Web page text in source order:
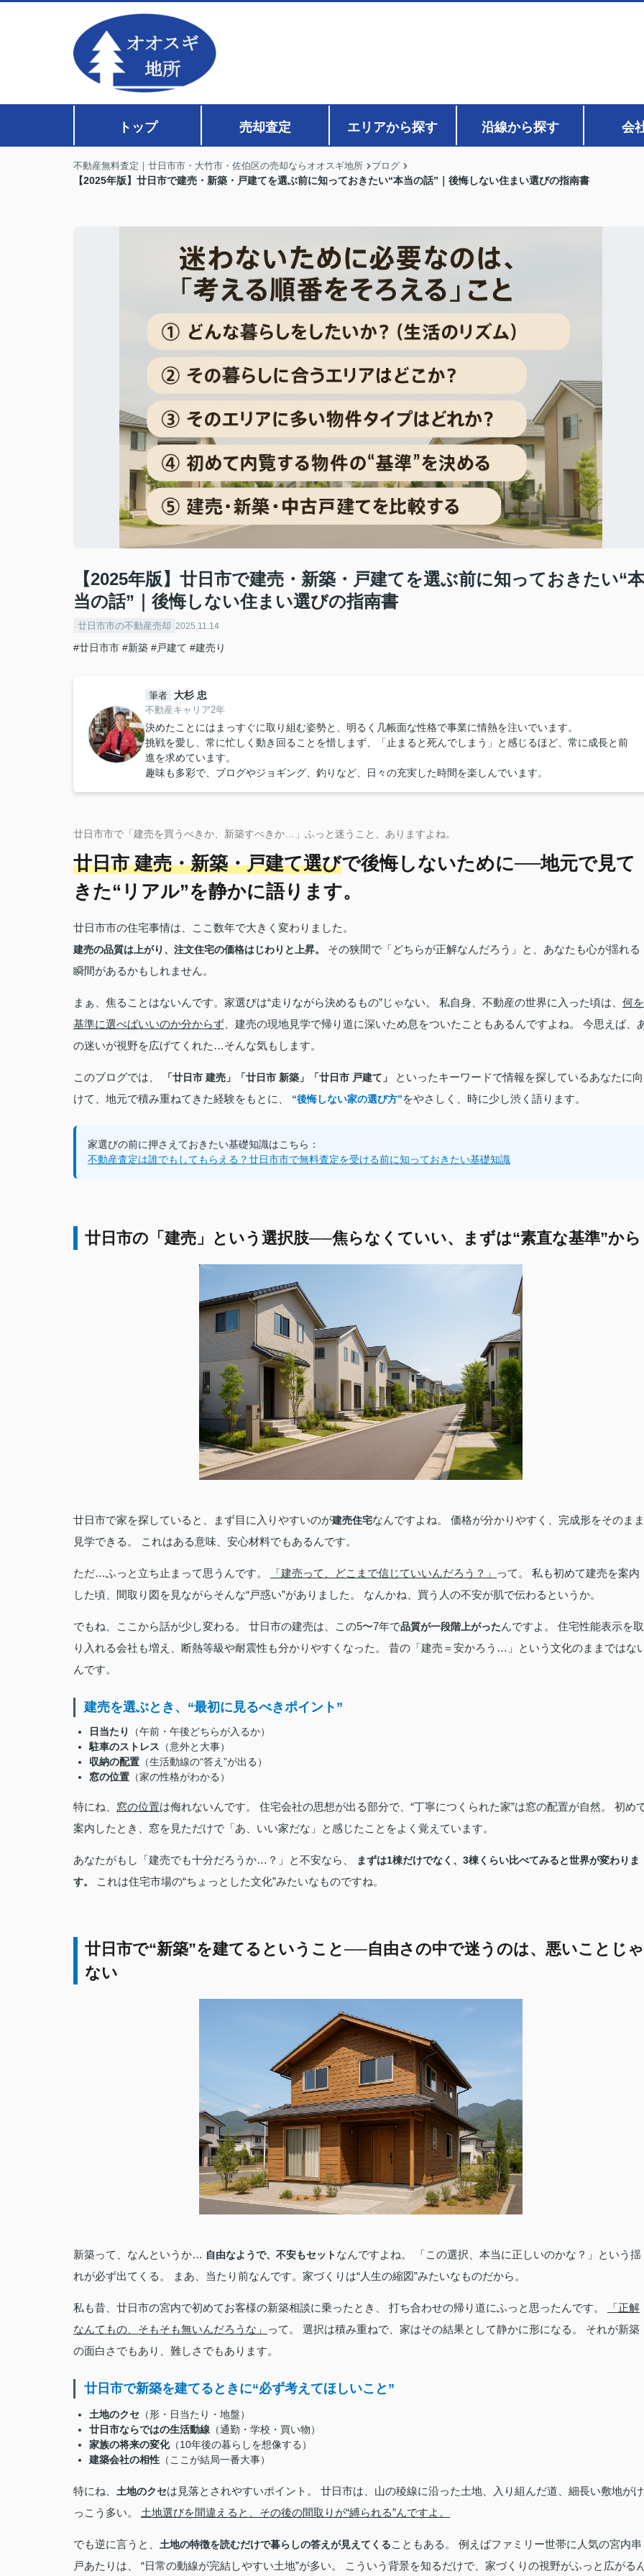
トップ 売却査定 エリアから探す 沿線から探す 会
不動産無料査定｜廿日市市・大竹市・佐伯区の売却ならオオスギ地所 ブログ
【2025年版】廿日市で建売・新築・戸建てを選ぶ前に知っておきたい“本当の話”｜後悔しない住まい選びの指南書
【2025年版】廿日市で建売・新築・戸建てを選ぶ前に知っておきたい“本
当の話”｜後悔しない住まい選びの指南書
廿日市市の不動産売却 2025.11.14
#廿日市市 #新築 #戸建て #建売り
筆者 大杉 忠
不動産キャリア2年
決めたことにはまっすぐに取り組む姿勢と、明るく几帳面な性格で事業に情熱を注いでいます。
挑戦を愛し、常に忙しく動き回ることを惜しまず、「止まると死んでしまう」と感じるほど、常に成長と前
進を求めています。
趣味も多彩で、ブログやジョギング、釣りなど、日々の充実した時間を楽しんでいます。
廿日市市で「建売を買うべきか、新築すべきか…」ふっと迷うこと、ありますよね。
廿日市 建売・新築・戸建て選びで後悔しないために──地元で見て
きた“リアル”を静かに語ります。
廿日市市の住宅事情は、ここ数年で大きく変わりました。
建売の品質は上がり、注文住宅の価格はじわりと上昇。
その狭間で「どちらが正解なんだろう」と、あなたも心が揺れる
瞬間があるかもしれません。
まぁ、焦ることはないんです。家選びは“走りながら決めるもの”じゃない。 私自身、不動産の世界に入った頃は、 何を
基準に選べばいいのか分からず 、建売の現地見学で帰り道に深いため息をついたこともあるんですよね。 今思えば、
の迷いが視野を広げてくれた…そんな気もします。
このブログでは、 「廿日市 建売」「廿日市 新築」「廿日市 戸建て」
といったキーワードで情報を探しているあなたに向
けて、地元で積み重ねてきた経験をもとに、 “後悔しない家の選び方”をやさしく、時に少し渋く語ります。
家選びの前に押さえておきたい基礎知識はこちら：
不動産査定は誰でもしてもらえる？廿日市市で無料査定を受ける前に知っておきたい基礎知識
廿日市の「建売」という選択肢──焦らなくていい、まずは“素直な基準”から
廿日市で家を探していると、まず目に入りやすいのが建売住宅なんですよね。 価格が分かりやすく、完成形をそのまま
見学できる。 これはある意味、安心材料でもあるんです。
ただ…ふっと立ち止まって思うんです。 「建売って、どこまで信じていいんだろう？」
って。 私も初めて建売を案内
した頃、間取り図を見ながらそんな“戸惑い”がありました。 なんかね、買う人の不安が肌で伝わるというか。
でもね、ここから話が少し変わる。 廿日市の建売は、この5〜7年で品質が一段階上がったんですよ。 住宅性能表示を取
り入れる会社も増え、断熱等級や耐震性も分かりやすくなった。 昔の「建売＝安かろう…」という文化のままではな
んです。
建売を選ぶとき、“最初に見るべきポイント”
日当たり
（午前・午後どちらが入るか）
駐車のストレス （意外と大事）
収納の配置 （生活動線の“答え”が出る）
窓の位置 （家の性格がわかる）
特にね、 窓の位置は侮れないんです。 住宅会社の思想が出る部分で、“丁寧につくられた家”は窓の配置が自然。 初め
案内したとき、窓を見ただけで「あ、いい家だな」と感じたことをよく覚えています。
あなたがもし「建売でも十分だろうか…？」と不安なら、
まずは1棟だけでなく、3棟くらい比べてみると世界が変わりま
す。
これは住宅市場の“ちょっとした文化”みたいなものですね。
廿日市で“新築”を建てるということ──自由さの中で迷うのは、悪いことじゃ
ない
新築って、なんというか… 自由なようで、不安もセットなんですよね。 「この選択、本当に正しいのかな？」という揺
れが必ず出てくる。 まあ、当たり前なんです。家づくりは“人生の縮図”みたいなものだから。
私も昔、廿日市の宮内で初めてお客様の新築相談に乗ったとき、 打ち合わせの帰り道にふっと思ったんです。
「正解
なんてもの、そもそも無いんだろうな」
って。 選択は積み重ねで、家はその結果として静かに形になる。 それが新築
の面白さでもあり、難しさでもあります。
廿日市で新築を建てるときに“必ず考えてほしいこと”
土地のクセ （形・日当たり・地盤）
廿日市ならではの生活動線 （通勤・学校・買い物）
家族の将来の変化（10年後の暮らしを想像する）
建築会社の相性 （ここが結局一番大事）
特にね、 土地のクセは見落とされやすいポイント。 廿日市は、山の稜線に沿った土地、入り組んだ道、細長い敷地がけ
っこう多い。 土地選びを間違えると、その後の間取りが“縛られる”んですよ。
でも逆に言うと、 土地の特徴を読むだけで暮らしの答えが見えてくることもある。 例えばファミリー世帯に人気の宮内串
戸あたりは、 “日常の動線が完結しやすい土地”が多い。 こういう背景を知るだけで、家づくりの視野がふっと広がる